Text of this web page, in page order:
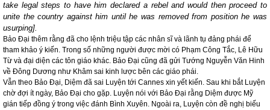
take legal steps to have him declared a rebel and would then proceed to
unite the country against him until he was removed from position he was
usurping].
Bảo Đại thêm rằng đã cho lệnh triệu tập các nhân sĩ và lãnh tụ đảng phái để
tham khảo ý kiến. Trong số những người được mời có Phạm Công Tắc, Lê Hữu
Từ và đại diện các tôn giáo khác. Bảo Đại cũng đã gửi Tướng Nguyễn Văn Hinh
về Đông Dương như Khâm sai kinh lược bên các giáo phái.
Vẫn theo Bảo Đại, Diệm đã sai Luyện tới Cannes xin yết kiến. Sau khi bắt Luyện
chờ đợi ít ngày, Bảo Đại cho gặp. Luyện nói với Bảo Đại rằng Diệm được Mỹ
gián tiếp đồng ý trong việc đánh Bình Xuyên. Ngoài ra, Luyện còn đề nghị biếu